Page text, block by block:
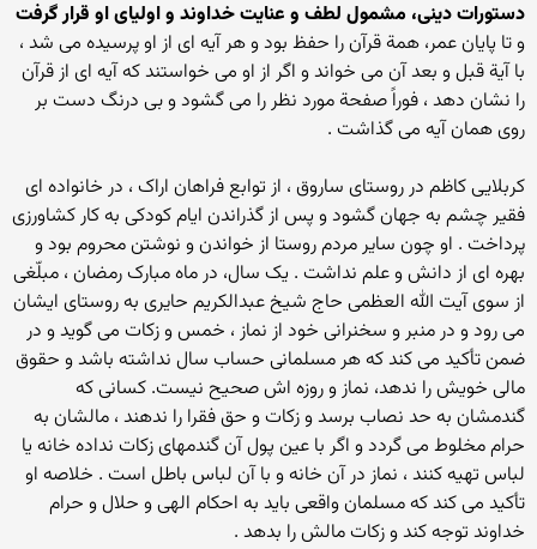
دستورات دینی، مشمول لطف و عنایت خداوند و اولیای او قرار گرفت
و تا پایان عمر، همة قرآن را حفظ بود و هر آیه ای از او پرسیده می شد ،
با آیة قبل و بعد آن می خواند و اگر از او می خواستند که آیه ای از قرآن
را نشان دهد ، فوراً صفحة مورد نظر را می گشود و بی درنگ دست بر
روی همان آیه می گذاشت .
کربلایی کاظم در روستای ساروق ، از توابع فراهان اراک ، در خانواده ای
فقیر چشم به جهان گشود و پس از گذراندن ایام کودکی به کار کشاورزی
پرداخت . او چون سایر مردم روستا از خواندن و نوشتن محروم بود و
بهره ای از دانش و علم نداشت . یک سال، در ماه مبارک رمضان ، مبلّغی
از سوی آیت الله العظمی حاج شیخ عبدالکریم حایری به روستای ایشان
می رود و در منبر و سخنرانی خود از نماز ، خمس و زکات می گوید و در
ضمن تأکید می کند که هر مسلمانی حساب سال نداشته باشد و حقوق
مالی خویش را ندهد، نماز و روزه اش صحیح نیست. کسانی که
گندمشان به حد نصاب برسد و زکات و حق فقرا را ندهند ، مالشان به
حرام مخلوط می گردد و اگر با عین پول آن گندمهای زکات نداده خانه یا
لباس تهیه کنند ، نماز در آن خانه و با آن لباس باطل است . خلاصه او
تأکید می کند که مسلمان واقعی باید به احکام الهی و حلال و حرام
خداوند توجه کند و زکات مالش را بدهد .